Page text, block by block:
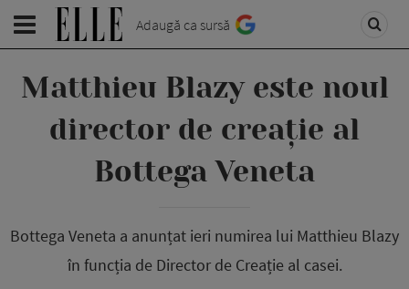
Adaugă ca sursă
Matthieu Blazy este noul
director de creație al
Bottega Veneta
Bottega Veneta a anunțat ieri numirea lui Matthieu Blazy
în funcția de Director de Creație al casei.